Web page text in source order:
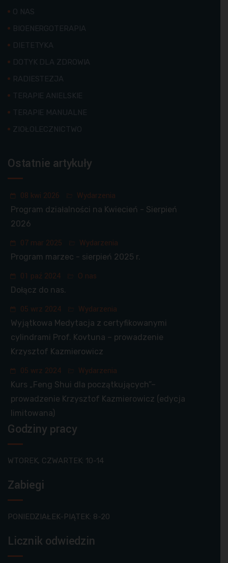
O NAS
BIOENERGOTERAPIA
DIETETYKA
DOTYK DLA ZDROWIA
RADIESTEZJA
TERAPIE ANIELSKIE
TERAPIE MANUALNE
ZIOŁOLECZNICTWO
Ostatnie artykuły
08 kwi 2026 Wydarzenia
Program działalności na Kwiecień - Sierpień
2026
07 mar 2025 Wydarzenia
Program marzec - sierpień 2025 r.
01 paź 2024 O nas
Dołącz do nas.
05 wrz 2024 Wydarzenia
Wyjątkowa Medytacja z certyfikowanymi
cylindrami Prof. Kovtuna – prowadzenie
Krzysztof Kazmierowicz
05 wrz 2024 Wydarzenia
Kurs „Feng Shui dla początkujących”–
prowadzenie Krzysztof Kazmierowicz (edycja
limitowana)
Godziny pracy
WTOREK, CZWARTEK: 10-14
Zabiegi
PONIEDZIAŁEK-PIĄTEK: 8-20
Licznik odwiedzin